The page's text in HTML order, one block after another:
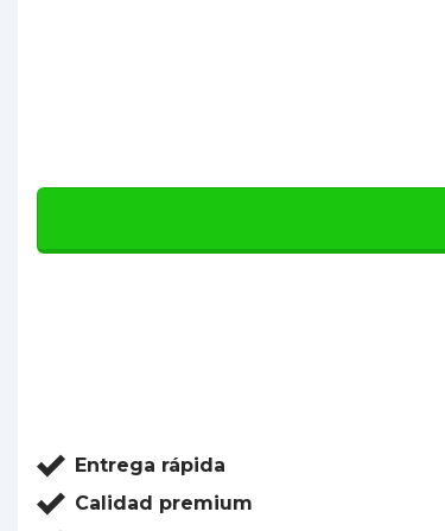
Entrega rápida
Calidad premium